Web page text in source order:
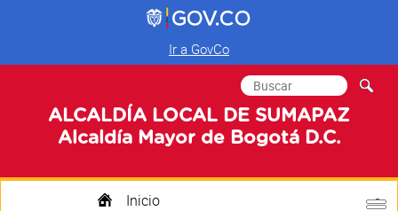
Ir a GovCo
ALCALDÍA LOCAL DE SUMAPAZ
Alcaldía Mayor de Bogotá D.C.
Formulario de
búsqueda
Buscar
Inicio